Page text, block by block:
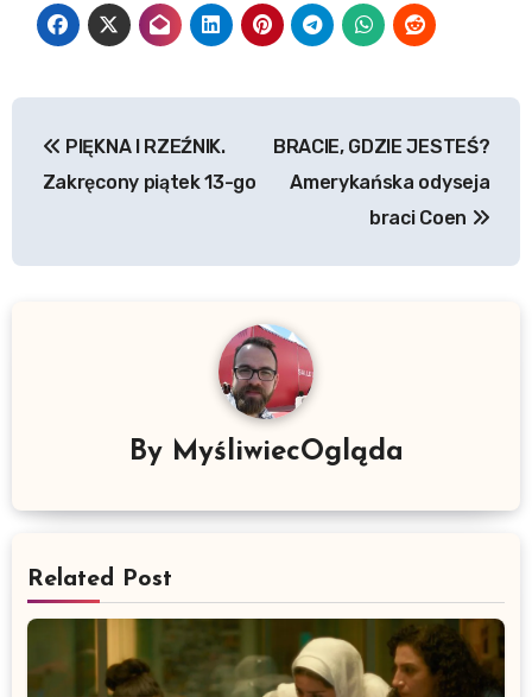
wpisu
PIĘKNA I RZEŹNIK.
Zakręcony piątek 13-go
BRACIE, GDZIE JESTEŚ?
Amerykańska odyseja
braci Coen
By MyśliwiecOgląda
Related Post